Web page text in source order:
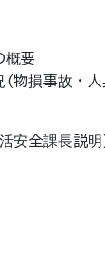
概要
損事故・
安全課長説明